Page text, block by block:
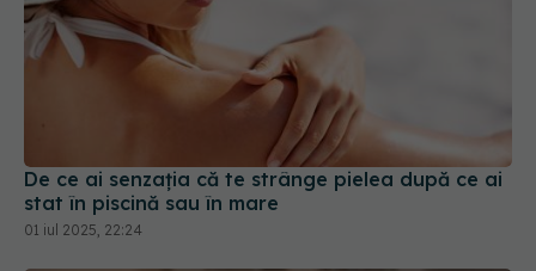
De ce ai senzația că te strânge pielea după ce ai
stat în piscină sau în mare